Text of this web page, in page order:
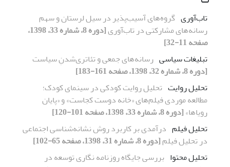
تاب‌آوری گروه‌های آسیب‌پذیر در سیل لرستان و سهم
رسانه‌های مشارکتی در تاب‌آوری
[دوره 8، شماره 33، 1398،
صفحه 11-32]
تبلیغات سیاسی رسانه‌های جمعی و تئاتری‌شدنِ سیاست
[دوره 8، شماره 32، 1398، صفحه 161-183]
تحلیل روایت تحلیل روایت کودکی در سینمای کودک؛
مطالعه موردی فیلم‌های «خانه دوست کجاست» و «پایان
رویاها»[دوره 8، شماره 33، 1398، صفحه 101-120]
تحلیل فیلم درآمدی بر کاربرد روش نشانه‌شناسی اجتماعی
در تحلیل فیلم[دوره 8، شماره 31، 1398، صفحه 65-102]
تحلیل محتوا بررسی جایگاه روزنامه نگاری توسعه در